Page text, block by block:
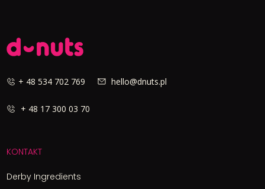
+ 48 534 702 769 hello@dnuts.pl
+ 48 17 300 03 70
KONTAKT
Derby Ingredients